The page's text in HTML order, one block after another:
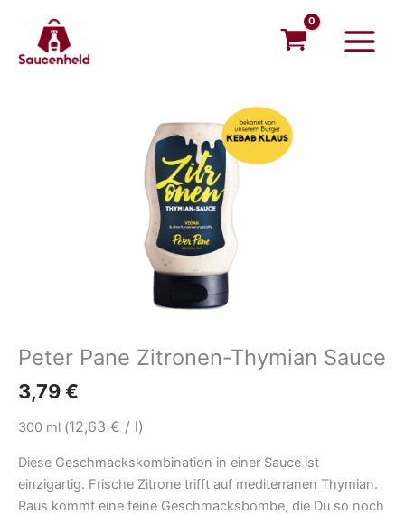
springen
Menu
Peter Pane Zitronen-Thymian Sauce
3,79€
300 ml (12,63 € / l)
Diese Geschmackskombination in einer Sauce ist
einzigartig. Frische Zitrone trifft auf mediterranen Thymian.
Raus kommt eine feine Geschmacksbombe, die Du so noch
Sauce
Menge